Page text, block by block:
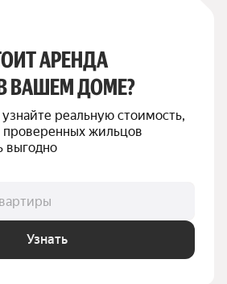
АРЕНДА
ВАШЕМ ДОМЕ?
узнайте реальную стоимость,
проверенных жильцов
выгодно
Узнать